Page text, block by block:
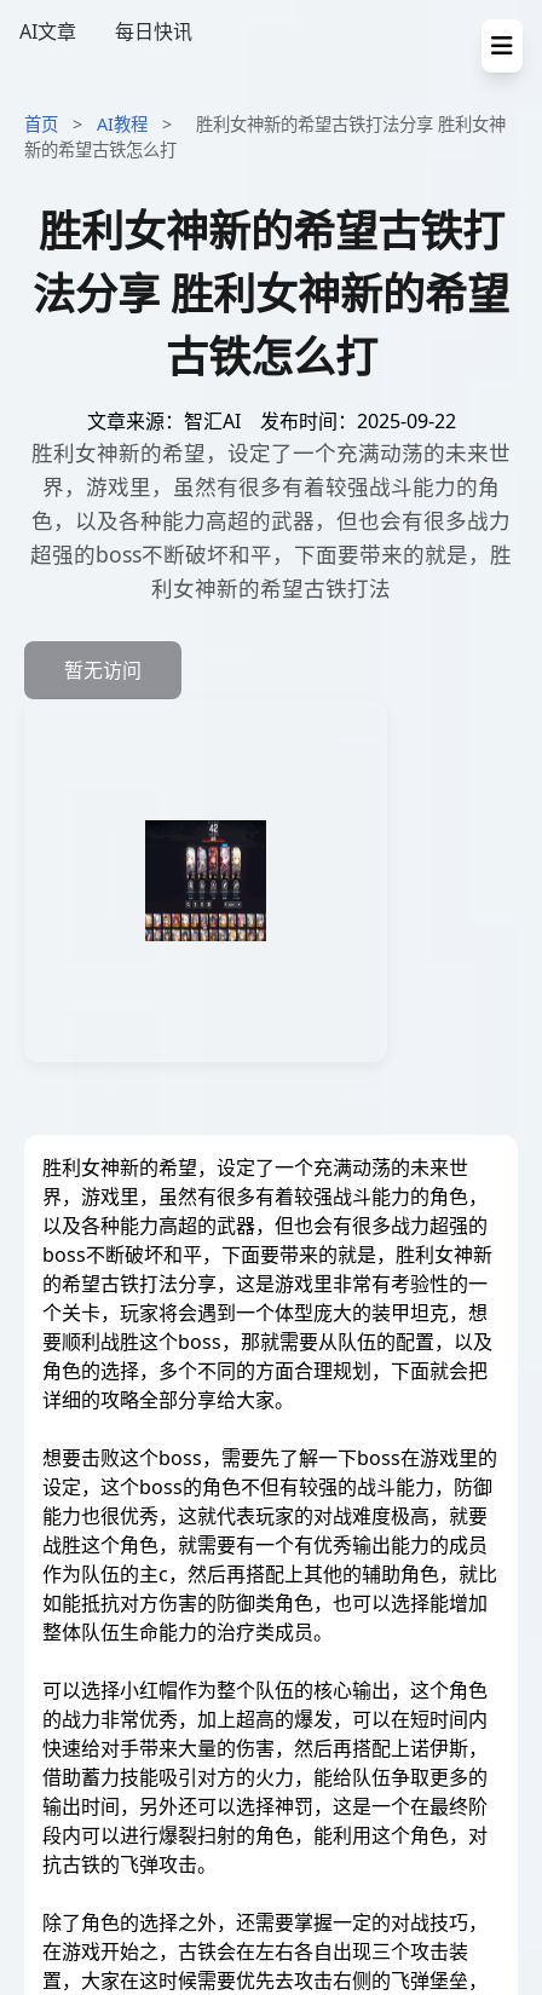
AI文章 每日快讯
首页 > AI教程 >
胜利女神新的希望古铁打法分享 胜利女神
新的希望古铁怎么打
胜利女神新的希望古铁打
法分享 胜利女神新的希望
古铁怎么打
文章来源：智汇AI 发布时间：2025-09-22
胜利女神新的希望，设定了一个充满动荡的未来世
界，游戏里，虽然有很多有着较强战斗能力的角
色，以及各种能力高超的武器，但也会有很多战力
超强的boss不断破坏和平，下面要带来的就是，胜
利女神新的希望古铁打法
暂无访问
胜利女神新的希望，设定了一个充满动荡的未来世
界，游戏里，虽然有很多有着较强战斗能力的角色，
以及各种能力高超的武器，但也会有很多战力超强的
boss不断破坏和平，下面要带来的就是，胜利女神新
的希望古铁打法分享，这是游戏里非常有考验性的一
个关卡，玩家将会遇到一个体型庞大的装甲坦克，想
要顺利战胜这个boss，那就需要从队伍的配置，以及
角色的选择，多个不同的方面合理规划，下面就会把
详细的攻略全部分享给大家。
想要击败这个boss，需要先了解一下boss在游戏里的
设定，这个boss的角色不但有较强的战斗能力，防御
能力也很优秀，这就代表玩家的对战难度极高，就要
战胜这个角色，就需要有一个有优秀输出能力的成员
作为队伍的主c，然后再搭配上其他的辅助角色，就比
如能抵抗对方伤害的防御类角色，也可以选择能增加
整体队伍生命能力的治疗类成员。
可以选择小红帽作为整个队伍的核心输出，这个角色
的战力非常优秀，加上超高的爆发，可以在短时间内
快速给对手带来大量的伤害，然后再搭配上诺伊斯，
借助蓄力技能吸引对方的火力，能给队伍争取更多的
输出时间，另外还可以选择神罚，这是一个在最终阶
段内可以进行爆裂扫射的角色，能利用这个角色，对
抗古铁的飞弹攻击。
除了角色的选择之外，还需要掌握一定的对战技巧，
在游戏开始之，古铁会在左右各自出现三个攻击装
置，大家在这时候需要优先去攻击右侧的飞弹堡垒，